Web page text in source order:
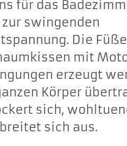
für das
swingenden
Die
mit
erzeugt
Körper
sich,
sich aus.